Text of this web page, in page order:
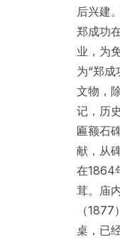
后兴建
郑成功
业，为
为“郑
文物，
记，历
匾额石
献，从
在1864
茸。庙
（
桌，已